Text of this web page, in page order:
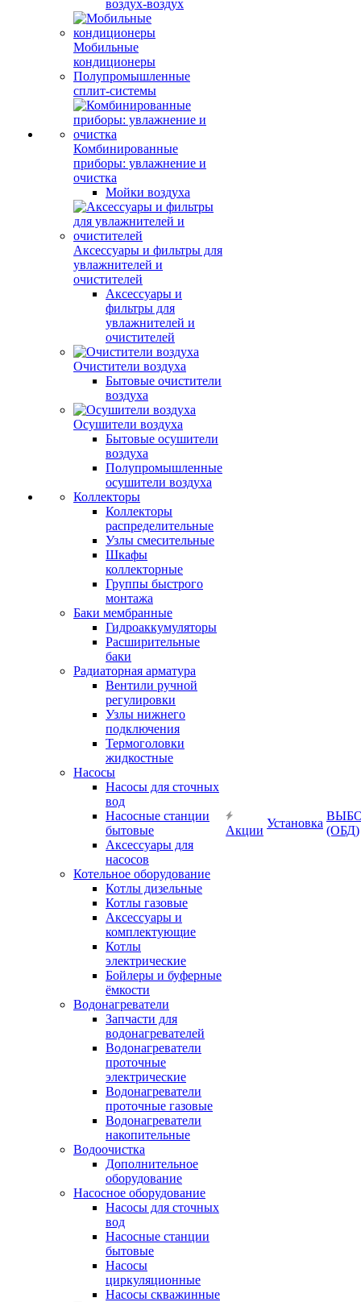
воздух-воздух
Мобильные
кондиционеры
Полупромышленные
сплит-системы
Комбинированные
приборы: увлажнение и
очистка
Мойки воздуха
Аксессуары и фильтры для
увлажнителей и
очистителей
Аксессуары и
фильтры для
увлажнителей и
очистителей
Очистители воздуха
Бытовые очистители
воздуха
Осушители воздуха
Бытовые осушители
воздуха
Полупромышленные
осушители воздуха
Коллекторы
Коллекторы
распределительные
Узлы смесительные
Шкафы
коллекторные
Группы быстрого
монтажа
Баки мембранные
Гидроаккумуляторы
Расширительные
баки
Радиаторная арматура
Вентили ручной
регулировки
Узлы нижнего
подключения
Термоголовки
жидкостные
Насосы
Насосы для сточных
вод
Насосные станции
бытовые
Аксессуары для
насосов
Котельное оборудование
Котлы дизельные
Котлы газовые
Аксессуары и
комплектующие
Котлы
электрические
Бойлеры и буферные
ёмкости
Водонагреватели
Запчасти для
водонагревателей
Водонагреватели
проточные
электрические
Водонагреватели
проточные газовые
Водонагреватели
накопительные
Водоочистка
Дополнительное
оборудование
Насосное оборудование
Насосы для сточных
вод
Насосные станции
бытовые
Насосы
циркуляционные
Насосы скважинные
Акции
Установка
(ОБД)